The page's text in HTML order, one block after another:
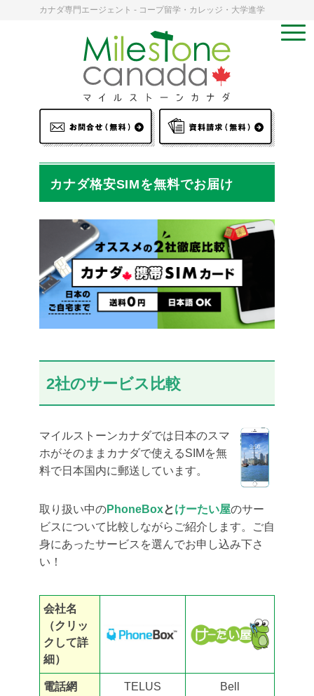
カナダ専門エージェント - コープ留学・カレッジ・大学進学
カナダ格安SIMを無料でお届け
2社のサービス比較
マイルストーンカナダでは日本のスマ
ホがそのままカナダで使えるSIMを無
料で日本国内に郵送しています。
取り扱い中のPhoneBoxとけーたい屋のサー
ビスについて比較しながらご紹介します。ご自
身にあったサービスを選んでお申し込み下さ
い！
会社名
（クリッ
クして詳
細）
電話網 TELUS Bell